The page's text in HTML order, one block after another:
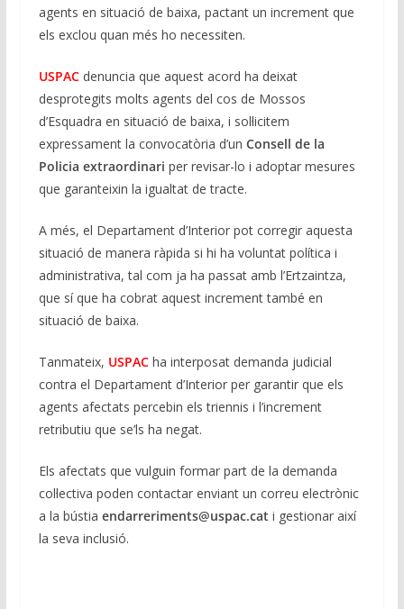
agents en situació de baixa, pactant un increment que
els exclou quan més ho necessiten.
USPAC denuncia que aquest acord ha deixat
desprotegits molts agents del cos de Mossos
d’Esquadra en situació de baixa, i sol·licitem
expressament la convocatòria d’un Consell de la
Policia extraordinari per revisar-lo i adoptar mesures
que garanteixin la igualtat de tracte.
A més, el Departament d’Interior pot corregir aquesta
situació de manera ràpida si hi ha voluntat política i
administrativa, tal com ja ha passat amb l’Ertzaintza,
que sí que ha cobrat aquest increment també en
situació de baixa.
Tanmateix, USPACha interposat demanda judicial
contra el Departament d’Interior per garantir que els
agents afectats percebin els triennis i l’increment
retributiu que se’ls ha negat.
Els afectats que vulguin formar part de la demanda
col·lectiva poden contactar enviant un correu electrònic
a la bústia endarreriments@uspac.cat i gestionar així
la seva inclusió.